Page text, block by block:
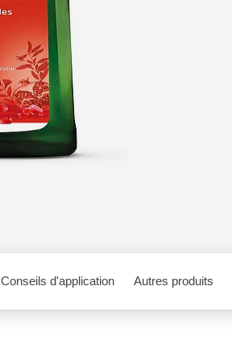
Conseils d'application Autres produits